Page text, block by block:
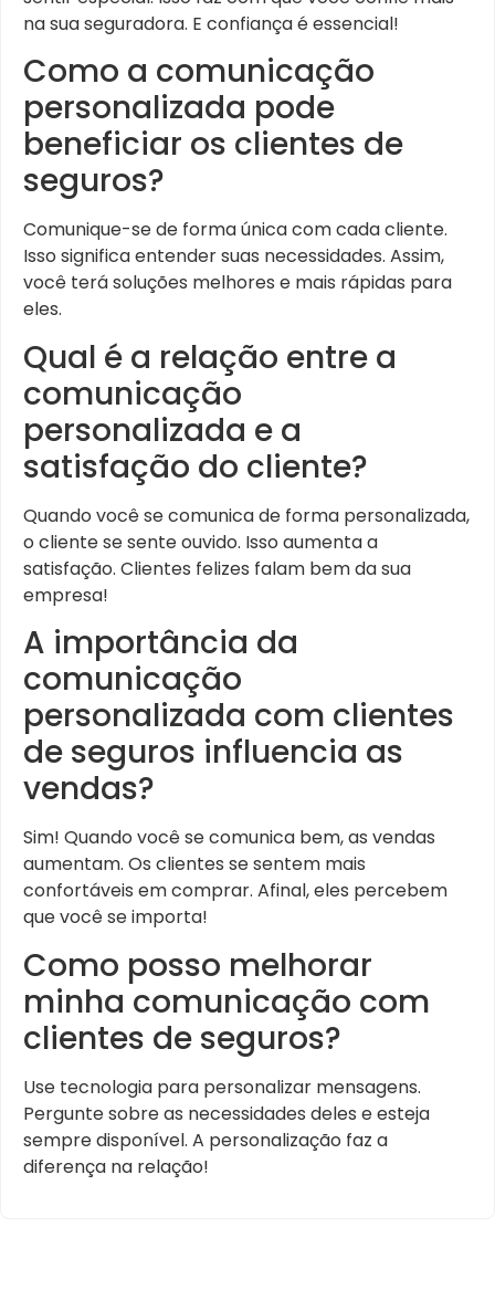
na sua seguradora. E confiança é essencial!
Como a comunicação
personalizada pode
beneficiar os clientes de
seguros?
Comunique-se de forma única com cada cliente.
Isso significa entender suas necessidades. Assim,
você terá soluções melhores e mais rápidas para
eles.
Qual é a relação entre a
comunicação
personalizada e a
satisfação do cliente?
Quando você se comunica de forma personalizada,
o cliente se sente ouvido. Isso aumenta a
satisfação. Clientes felizes falam bem da sua
empresa!
A importância da
comunicação
personalizada com clientes
de seguros influencia as
vendas?
Sim! Quando você se comunica bem, as vendas
aumentam. Os clientes se sentem mais
confortáveis em comprar. Afinal, eles percebem
que você se importa!
Como posso melhorar
minha comunicação com
clientes de seguros?
Use tecnologia para personalizar mensagens.
Pergunte sobre as necessidades deles e esteja
sempre disponível. A personalização faz a
diferença na relação!